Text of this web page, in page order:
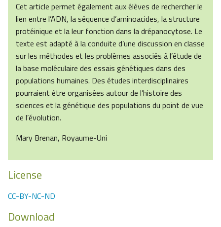
Cet article permet également aux élèves de rechercher le
lien entre l’ADN, la séquence d’aminoacides, la structure
protéinique et la leur fonction dans la drépanocytose. Le
texte est adapté à la conduite d’une discussion en classe
sur les méthodes et les problèmes associés à l’étude de
la base moléculaire des essais génétiques dans des
populations humaines. Des études interdisciplinaires
pourraient être organisées autour de l’histoire des
sciences et la génétique des populations du point de vue
de l’évolution.
Mary Brenan, Royaume-Uni
License
CC-BY-NC-ND
Download